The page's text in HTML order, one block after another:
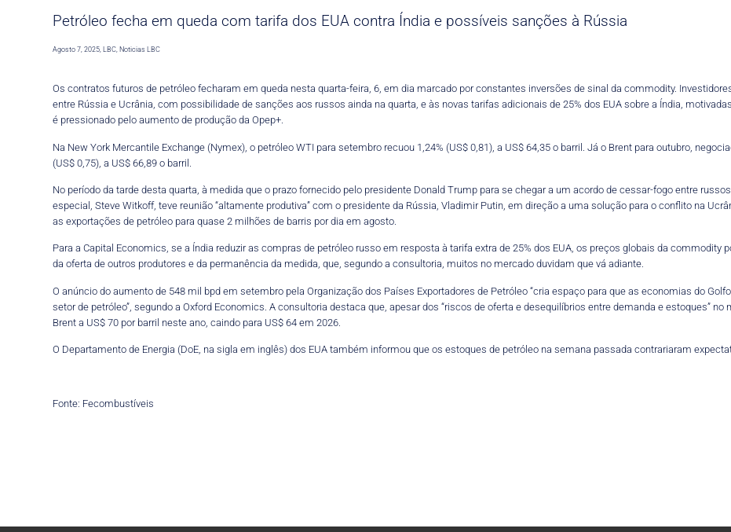
Petróleo fecha em queda com tarifa dos EUA contra Índia e possíveis sanções à Rússia
Agosto 7, 2025 ,LBC Noticias LBC
Os contratos futuros de petróleo fecharam em queda nesta quarta-feira, 6, em dia marcado por constantes inversões de sinal da commodity.
entre Rússia e Ucrânia, com possibilidade de sanções aos russos ainda na quarta, e às novas tarifas adicionais de 25% dos EUA sobre a Índia,
é pressionado pelo aumento de produção da Opep+.
Na New York Mercantile Exchange (Nymex), o petróleo WTI para setembro recuou 1,24% (US$ 0,81), a US$ 64,35 o barril. Já o Brent para outubro,
(US$ 0,75), a US$ 66,89 o barril.
No período da tarde desta quarta, à medida que o prazo fornecido pelo presidente Donald Trump para se chegar a um acordo de cessar-fogo entre
especial, Steve Witkoff, teve reunião “altamente produtiva” com o presidente da Rússia, Vladimir Putin, em direção a uma solução para o conflito na
as exportações de petróleo para quase 2 milhões de barris por dia em agosto.
Para a Capital Economics, se a Índia reduzir as compras de petróleo russo em resposta à tarifa extra de 25% dos EUA, os preços globais da commodity
da oferta de outros produtores e da permanência da medida, que, segundo a consultoria, muitos no mercado duvidam que vá adiante.
O anúncio do aumento de 548 mil bpd em setembro pela Organização dos Países Exportadores de Petróleo “cria espaço para que as economias do
setor de petróleo”, segundo a Oxford Economics. A consultoria destaca que, apesar dos “riscos de oferta e desequilíbrios entre demanda e estoques”
Brent a US$ 70 por barril neste ano, caindo para US$ 64 em 2026.
O Departamento de Energia (DoE, na sigla em inglês) dos EUA também informou que os estoques de petróleo na semana passada contrariaram
Fonte: Fecombustíveis